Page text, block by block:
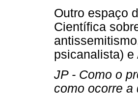
Outro espaço
Científica
psicanalista) e
JP - Como o
como ocorre